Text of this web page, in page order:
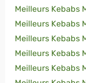
Meilleurs Kebabs
Meilleurs Kebabs
Meilleurs Kebabs
Meilleurs Kebabs
Meilleurs Kebabs